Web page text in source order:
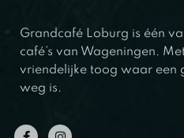
Grandcafé Loburg is één
café’s van Wageningen.
vriendelijke toog waar een
weg is.